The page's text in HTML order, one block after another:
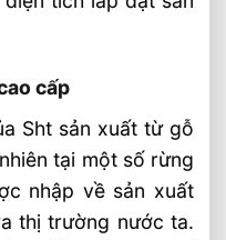
cấp
Sht sản xuất từ gỗ
tại một số rừng
nhập về sản xuất
thị trường nước ta.